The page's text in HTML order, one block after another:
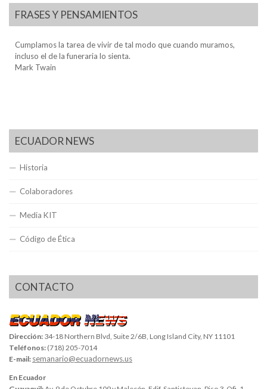
FRASES Y PENSAMIENTOS
Cumplamos la tarea de vivir de tal modo que cuando muramos,
incluso el de la funeraria lo sienta.
Mark Twain
ECUADOR NEWS
Historia
Colaboradores
Media KIT
Código de Ética
CONTACTO
Dirección: 34-18 Northern Blvd, Suite 2/6B, Long Island City, NY 11101
Teléfonos: (718) 205-7014
E-mail: semanario@ecuadornews.us
En Ecuador